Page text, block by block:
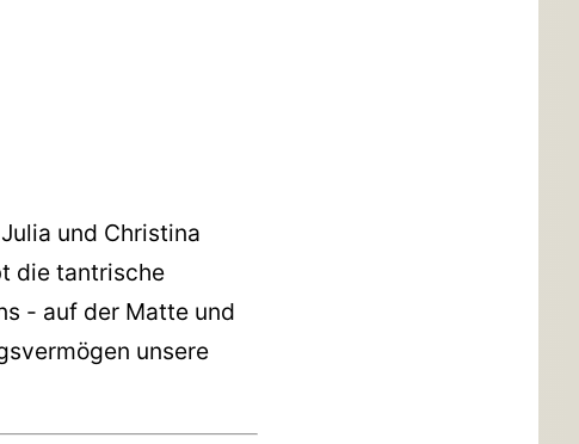
und Christina
die tantrische
- auf der Matte und
unsere